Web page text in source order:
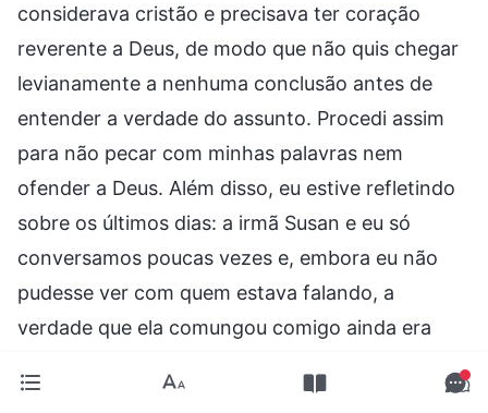
considerava cristão e precisava ter coração
reverente a Deus, de modo que não quis chegar
levianamente a nenhuma conclusão antes de
entender a verdade do assunto. Procedi assim
para não pecar com minhas palavras nem
ofender a Deus. Além disso, eu estive refletindo
sobre os últimos dias: a irmã Susan e eu só
conversamos poucas vezes e, embora eu não
pudesse ver com quem estava falando, a
verdade que ela comungou comigo ainda era
nossas discussões e lendo as postagens em sua